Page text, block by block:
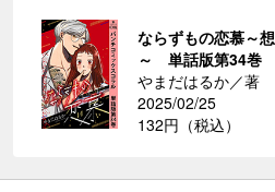
ならずもの恋慕～
～ 単話版第34巻
やまだはるか／著
2025/02/25
132円（税込）